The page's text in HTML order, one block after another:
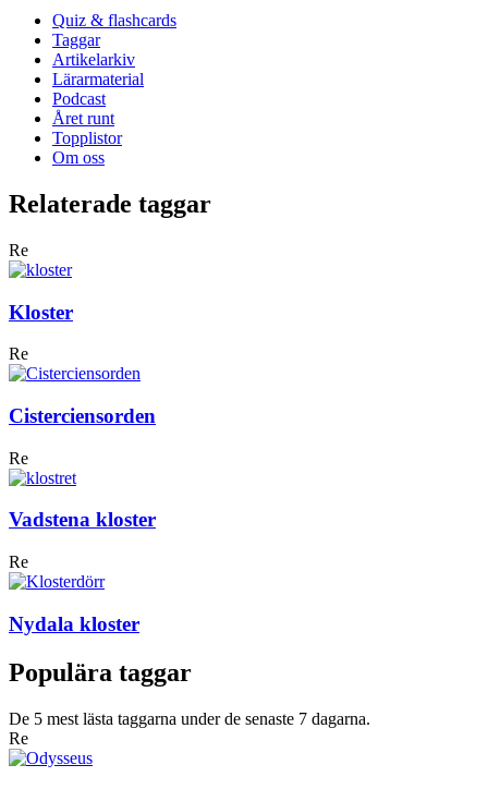
Quiz & flashcards
Taggar
Artikelarkiv
Lärarmaterial
Podcast
Året runt
Topplistor
Om oss
Relaterade taggar
Re
Kloster
Re
Cisterciensorden
Re
Vadstena kloster
Re
Nydala kloster
Populära taggar
De 5 mest lästa taggarna under de senaste 7 dagarna.
Re